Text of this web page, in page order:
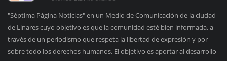
"Séptima Página Noticias" en un Medio de Comunicación de la ciudad
de Linares cuyo objetivo es que la comunidad esté bien informada, a
través de un periodismo que respeta la libertad de expresión y por
sobre todo los derechos humanos. El objetivo es aportar al desarrollo